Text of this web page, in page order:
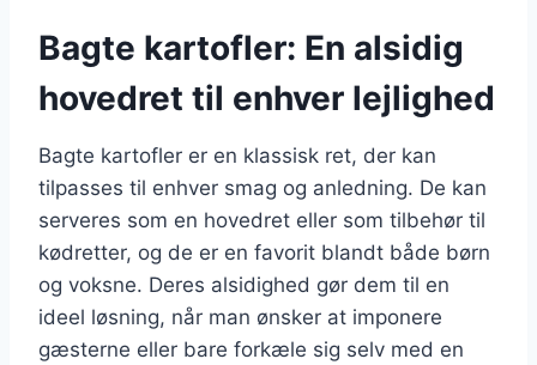
Bagte kartofler: En alsidig
hovedret til enhver lejlighed
Bagte kartofler er en klassisk ret, der kan
tilpasses til enhver smag og anledning. De kan
serveres som en hovedret eller som tilbehør til
kødretter, og de er en favorit blandt både børn
og voksne. Deres alsidighed gør dem til en
ideel løsning, når man ønsker at imponere
gæsterne eller bare forkæle sig selv med en